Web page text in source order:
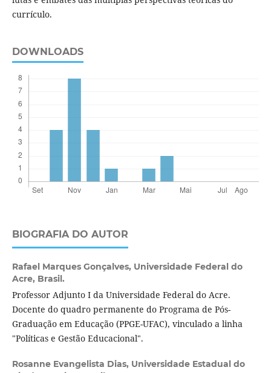
currículo.
DOWNLOADS
BIOGRAFIA DO AUTOR
Rafael Marques Gonçalves, Universidade Federal do
Acre, Brasil.
Professor Adjunto I da Universidade Federal do Acre.
Docente do quadro permanente do Programa de Pós-
Graduação em Educação (PPGE-UFAC), vinculado a linha
"Políticas e Gestão Educacional".
Rosanne Evangelista Dias, Universidade Estadual do